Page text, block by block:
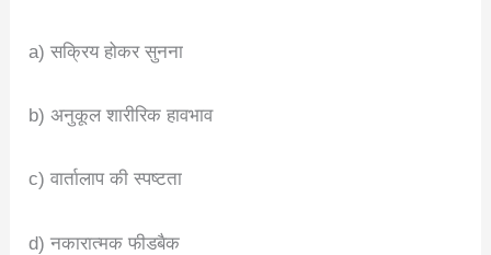
a) सक्रिय होकर सुनना
b) अनुकूल शारीरिक हावभाव
c) वार्तालाप की स्पष्टता
d) नकारात्मक फीडबैक